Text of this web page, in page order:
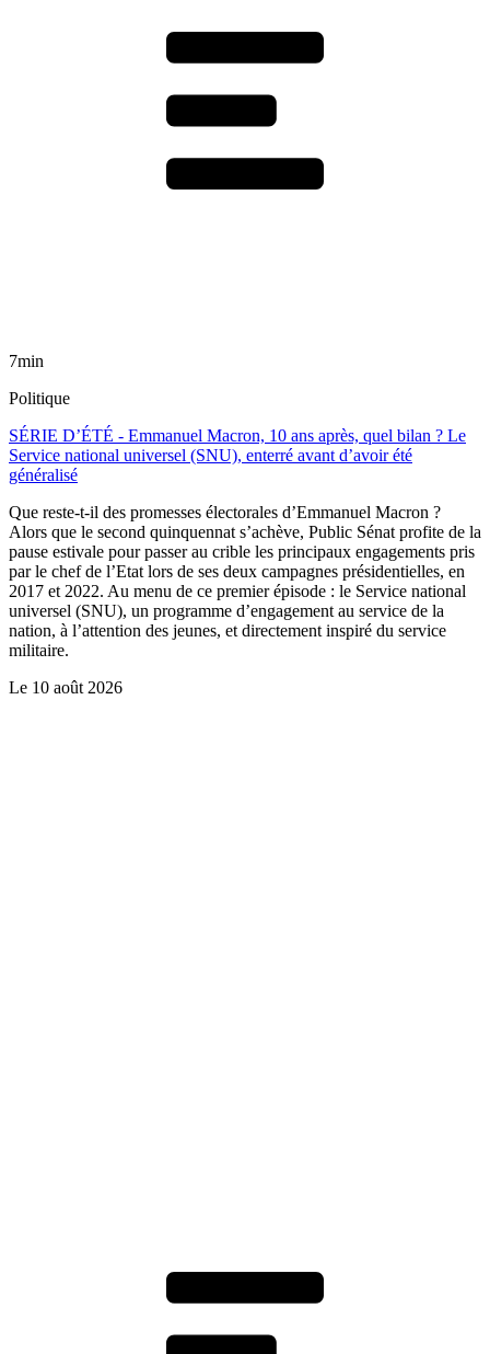
7min
Politique
SÉRIE D’ÉTÉ - Emmanuel Macron, 10 ans après, quel bilan ? Le
Service national universel (SNU), enterré avant d’avoir été
généralisé
Que reste-t-il des promesses électorales d’Emmanuel Macron ?
Alors que le second quinquennat s’achève, Public Sénat profite de la
pause estivale pour passer au crible les principaux engagements pris
par le chef de l’Etat lors de ses deux campagnes présidentielles, en
2017 et 2022. Au menu de ce premier épisode : le Service national
universel (SNU), un programme d’engagement au service de la
nation, à l’attention des jeunes, et directement inspiré du service
militaire.
Le 10 août 2026